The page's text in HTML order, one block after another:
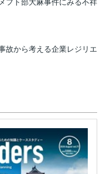
フト部大麻事件にみる不祥
故から考える企業レジリエ